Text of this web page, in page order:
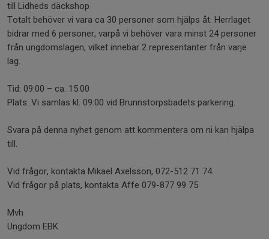
till Lidheds däckshop
Totalt behöver vi vara ca 30 personer som hjälps åt. Herrlaget
bidrar med 6 personer, varpå vi behöver vara minst 24 personer
från ungdomslagen, vilket innebär 2 representanter från varje
lag.
Tid: 09:00 – ca. 15:00
Plats: Vi samlas kl. 09:00 vid Brunnstorpsbadets parkering.
Svara på denna nyhet genom att kommentera om ni kan hjälpa
till.
Vid frågor, kontakta Mikael Axelsson, 072-512 71 74
Vid frågor på plats, kontakta Affe 079-877 99 75
Mvh
Ungdom EBK